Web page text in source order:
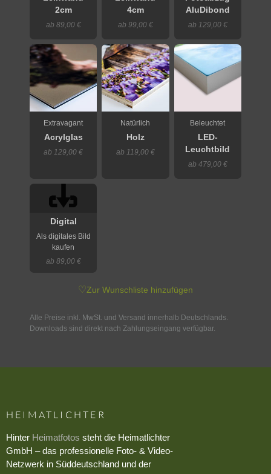
2cm
ab 89,00 €
4cm
ab 99,00 €
AluDibond
ab 129,00 €
Extravagant
Acrylglas
ab 129,00 €
Natürlich
Holz
ab 119,00 €
Beleuchtet
LED-
Leuchtbild
ab 479,00 €
Digital
Als digitales Bild
kaufen
ab 89,00 €
♡Zur Wunschliste hinzufügen
Alle Preise inkl. MwSt. und Versand innerhalb Deutschlands.
Downloads sind direkt nach Zahlungseingang verfügbar.
HEIMATLICHTER
Hinter Heimatfotos steht die Heimatlichter
GmbH – das professionelle Foto- & Video-
Netzwerk in Süddeutschland und der